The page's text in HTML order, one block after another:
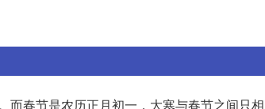
而春节是农历正月初一，大寒与春节之间只相